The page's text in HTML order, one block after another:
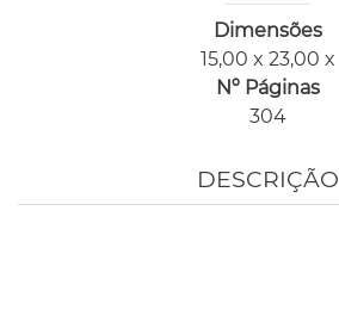
Dimensões
15,00 x 23,00 x
Nº Páginas
304
DESCRIÇÃO